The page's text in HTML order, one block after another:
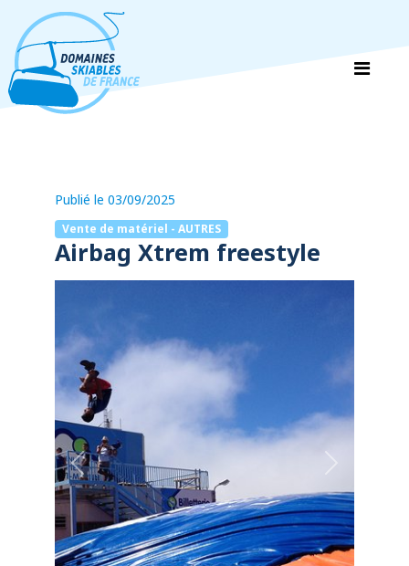
Publié le 03/09/2025
Vente de matériel - AUTRES
Airbag Xtrem freestyle
Previous
Panneau de gestion des cookies